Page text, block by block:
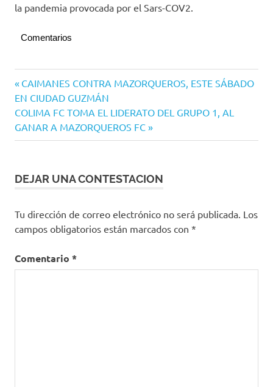
la pandemia provocada por el Sars-COV2.
Comentarios
del
Estado
Navegación
de
entradas
Entrada
anterior:
CAIMANES CONTRA MAZORQUEROS, ESTE SÁBADO
EN CIUDAD GUZMÁN
Siguiente
entrada:
COLIMA FC TOMA EL LIDERATO DEL GRUPO 1, AL
GANAR A MAZORQUEROS FC
DEJAR UNA CONTESTACION
Tu dirección de correo electrónico no será publicada. Los
campos obligatorios están marcados con *
Comentario *